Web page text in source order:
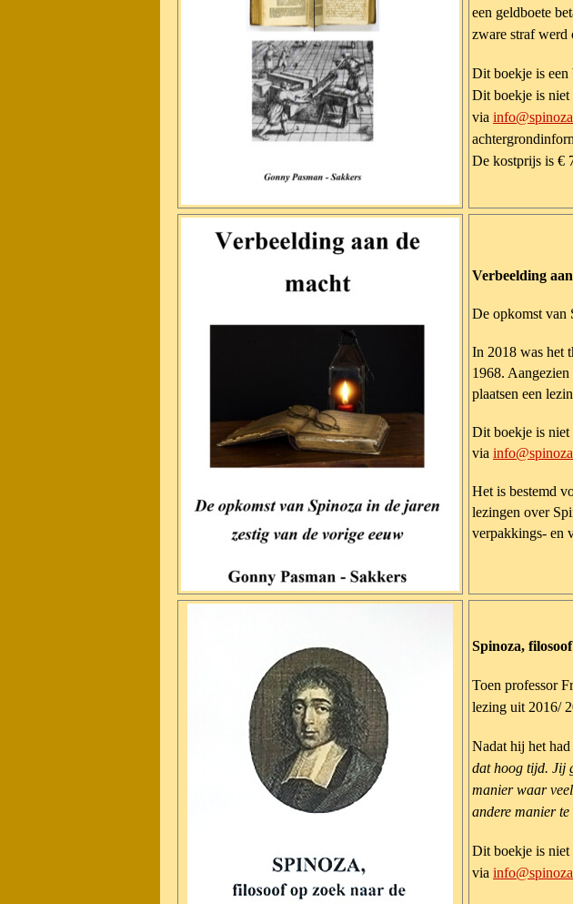
een geldboete
zware straf werd
Dit boekje is een
Dit boekje is niet
via
De kostprijs is €
Verbeelding
De opkomst van
In 2018 was het
1968.
plaatsen een
Dit boekje is niet
via
Het is bestemd
lezingen over
verpakkings- en
Spinoza,
Toen professor
lezing uit 2016/
Nadat hij het
dat hoog tijd. Jij
manier waar
andere manier
Dit boekje is niet
via